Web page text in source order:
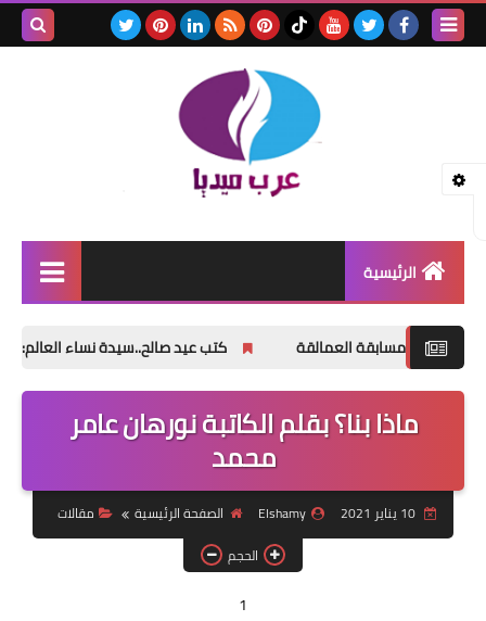
الرئيسية
الصحة الجنسية
طب واعشاب
الحمل ولادة
الصحة والجمال
كتب عيد صالح..سيدة نساء العالم: بين الخيال والخلود..
ماذا بنا؟ بقلم الكاتبة نورهان عامر
محمد
10 يناير 2021 Elshamy الصفحة الرئيسية
مقالات
الحجم
1